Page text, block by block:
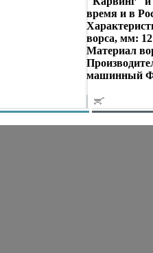
время и в
ворса, мм:
Материал
машинный